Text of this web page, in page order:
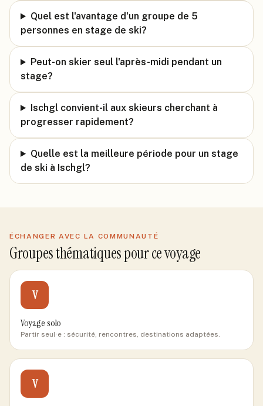
Quel est l'avantage d'un groupe de 5
personnes en stage de ski?
Peut-on skier seul l'après-midi pendant un
stage?
Ischgl convient-il aux skieurs cherchant à
progresser rapidement?
Quelle est la meilleure période pour un stage
de ski à Ischgl?
ÉCHANGER AVEC LA COMMUNAUTÉ
Groupes thématiques pour ce voyage
V
Voyage solo
Partir seul·e : sécurité, rencontres, destinations adaptées.
V